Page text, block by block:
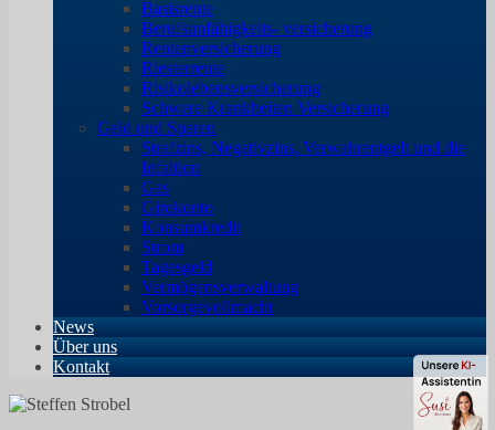
Basisrente
Berufsunfähigkeits- versicherung
Rentenversicherung
Riesterrente
Risikolebensversicherung
Schwere Krankheiten Versicherung
Geld und Sparen
Strafzins, Negativzins, Verwahrentgelt und die
Infaltion
Gas
Girokonto
Konsumkredit
Strom
Tagesgeld
Vermögensverwaltung
Vorsorgevollmacht
News
Über uns
Kontakt